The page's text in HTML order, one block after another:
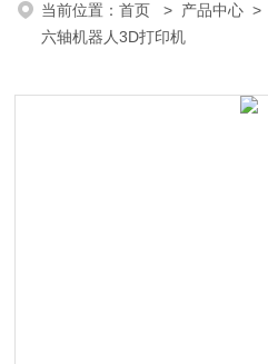
当前位置：首页 > 产品中心
六轴机器人3D打印机